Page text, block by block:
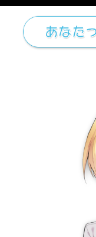
メニュー
ボイス素材 から ぶら
利用規約
カスタマー
クリエイター支援サイト